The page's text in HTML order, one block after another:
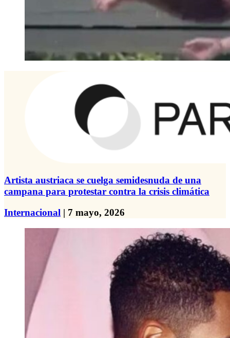
Artista austriaca se cuelga semidesnuda de una
campana para protestar contra la crisis climática
Internacional | 7 mayo, 2026